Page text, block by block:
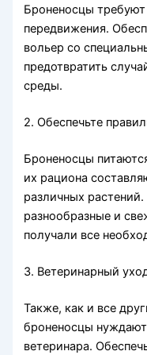
Броненосцы
передвижения.
вольер со
предотвратить
среды.
2. Обеспечьте
Броненосцы
их рациона
различных
разнообразные и
получали все
3. Ветеринарный
Также, как и все
броненосцы
ветеринара.